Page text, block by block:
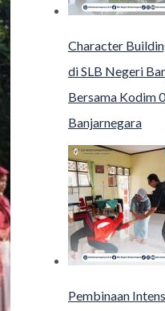
Character
di SLB Negeri
Bersama Kodim
Banjarnegara
Pembinaan